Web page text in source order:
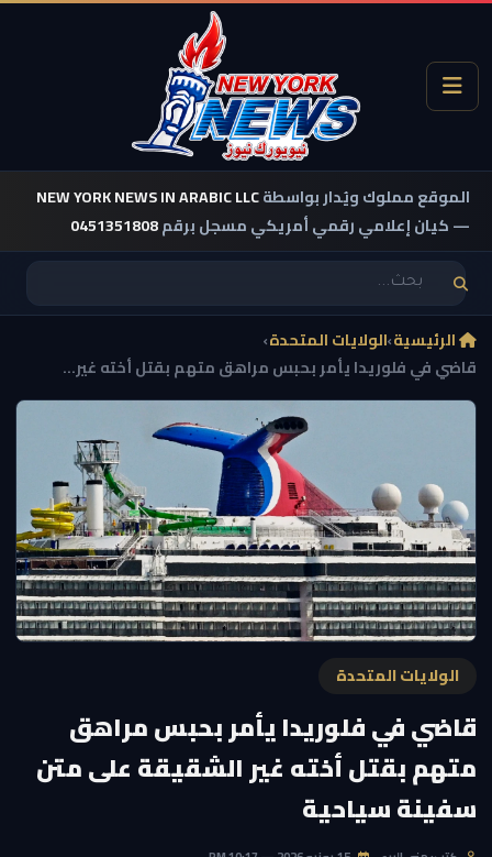
الموقع مملوك ويُدار بواسطةNEW YORK NEWS IN ARABIC LLC
— كيان إعلامي رقمي أمريكي مسجل برقم0451351808
الرئيسية›الولايات المتحدة›
قاضي في فلوريدا يأمر بحبس مراهق متهم بقتل أخته غير...
الولايات المتحدة
قاضي في فلوريدا يأمر بحبس مراهق
متهم بقتل أخته غير الشقيقة على متن
سفينة سياحية